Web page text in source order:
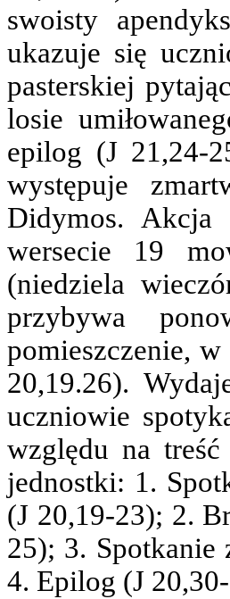
swoisty
ukazuje się
pasterskiej
losie
epilog (J 21,24-
występuje
Didymos.
wersecie 19
(niedziela
przybywa
pomieszczenie,
20,19.26).
uczniowie
względu na
jednostki: 1.
(J 20,19-23); 2.
25); 3. Spotkanie
4. Epilog (J